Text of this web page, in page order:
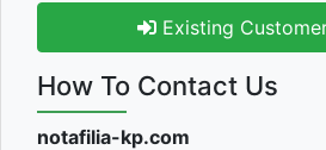
Existing
How To Contact Us
notafilia-kp.com